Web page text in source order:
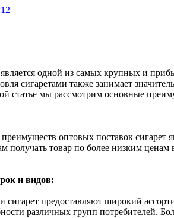
одной из самых крупных и
сигаретами также занимает
статье мы рассмотрим основные
оптовых поставок сигарет
получать товар по более низким
и видов:
предоставляют широкий
различных групп потребителей.